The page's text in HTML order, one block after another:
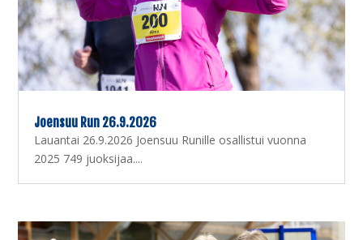
Joensuu Run 26.9.2026
Lauantai 26.9.2026 Joensuu Runille osallistui vuonna
2025 749 juoksijaa....